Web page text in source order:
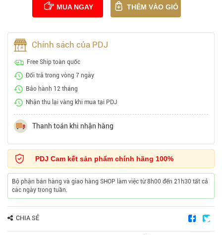
MUA NGAY THÊM VÀO GIỎ
Chính sách của PDJ
Free Ship toàn quốc
Đổi trả trong vòng 7 ngày
Bảo hành 12 tháng
Nhận thu lại vàng khi mua tại PDJ
Thanh toán khi nhận hàng
PDJ Cam kết sản phẩm chính hãng 100%
Bộ phận bán hàng và giao hàng SHOP làm việc từ 8h00 đến 21h30 tất cả
các ngày trong tuần.
CHIA SẺ